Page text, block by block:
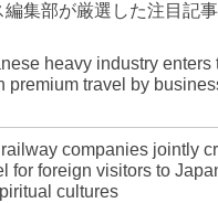
編集部が厳選した注目記
heavy industry enters
premium travel by
companies jointly
for foreign visitors to
cultures